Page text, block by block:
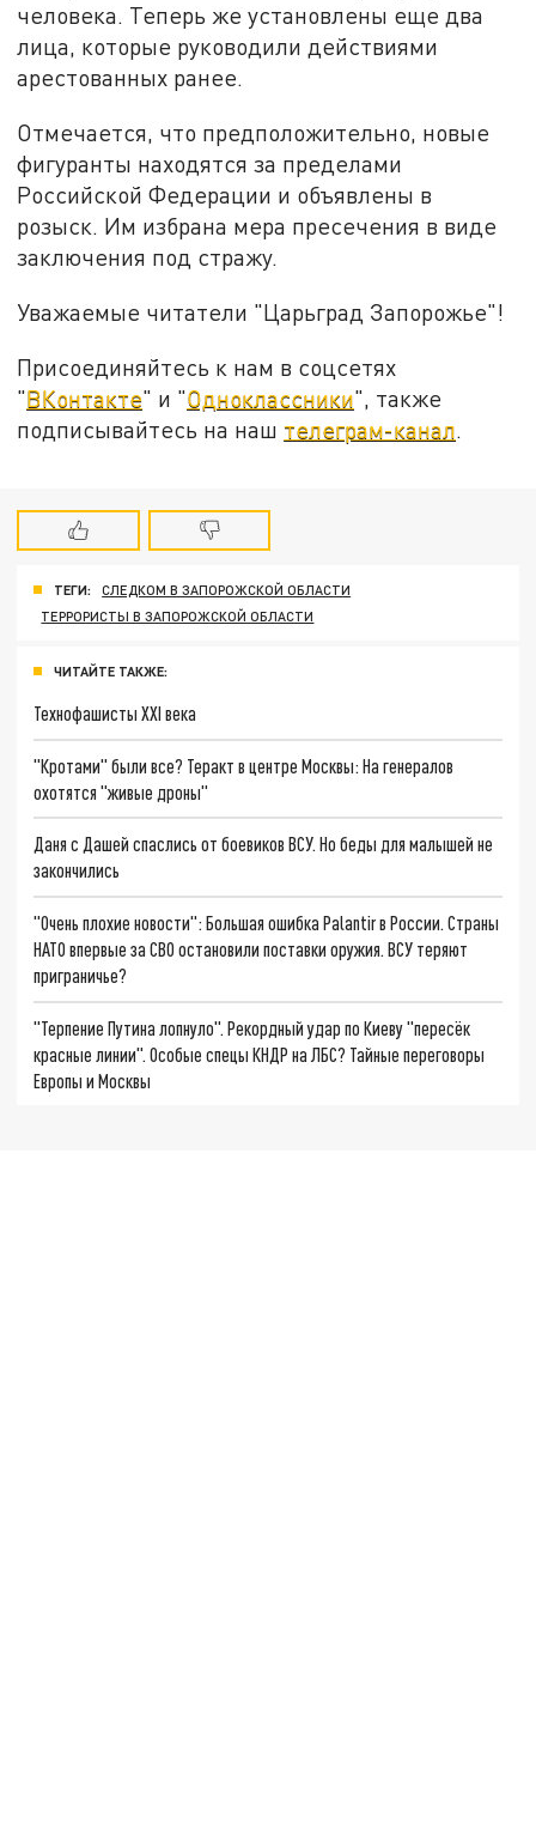
человека. Теперь же установлены еще два
лица, которые руководили действиями
арестованных ранее.
Отмечается, что предположительно, новые
фигуранты находятся за пределами
Российской Федерации и объявлены в
розыск. Им избрана мера пресечения в виде
заключения под стражу.
Уважаемые читатели "Царьград Запорожье"!
Присоединяйтесь к нам в соцсетях
"ВКонтакте" и "Одноклассники", также
подписывайтесь на наш телеграм-канал
ТЕГИ:
СЛЕДКОМ В ЗАПОРОЖСКОЙ ОБЛАСТИ
ТЕРРОРИСТЫ В ЗАПОРОЖСКОЙ ОБЛАСТИ
ЧИТАЙТЕ ТАКЖЕ:
Технофашисты XXI века
"Кротами" были все? Теракт в центре Москвы: На генералов
охотятся "живые дроны"
Даня с Дашей спаслись от боевиков ВСУ. Но беды для малышей не
закончились
"Очень плохие новости": Большая ошибка Palantir в России. Страны
НАТО впервые за СВО остановили поставки оружия. ВСУ теряют
приграничье?
"Терпение Путина лопнуло". Рекордный удар по Киеву "пересёк
красные линии". Особые спецы КНДР на ЛБС? Тайные переговоры
Европы и Москвы